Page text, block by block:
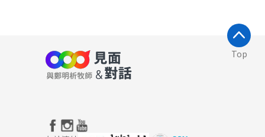
Top